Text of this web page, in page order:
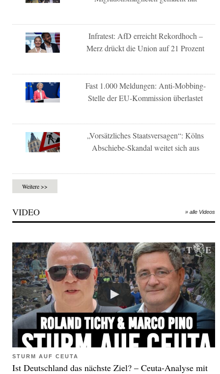
Infratest: AfD erreicht Rekordhoch –
Merz drückt die Union auf 21 Prozent
Fast 1.000 Meldungen: Anti-Mobbing-
Stelle der EU-Kommission überlastet
„Vorsätzliches Staatsversagen“: Kölns
Abschiebe-Skandal weitet sich aus
Weitere >>
VIDEO » alle Videos
STURM AUF CEUTA
Ist Deutschland das nächste Ziel? – Ceuta-Analyse mit